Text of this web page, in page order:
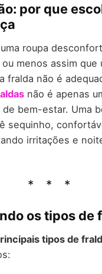
por que
roupa
menos assim que
fralda não é
não é apenas
de bem-estar. Uma
sequinho,
irritações e
os tipos de
tipos de